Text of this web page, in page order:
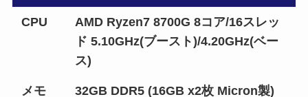
CPU
AMD Ryzen7 8700G 8コア/16スレッ
ド 5.10GHz(ブースト)/4.20GHz(ベー
ス)
メモ 32GB DDR5 (16GB x2枚 Micron製)